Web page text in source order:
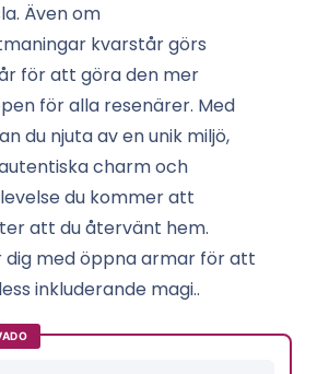
Även om
kvarstår görs
för att göra den mer
för alla resenärer. Med
du njuta av en unik miljö,
charm och
du kommer att
att du återvänt hem.
med öppna armar för att
inkluderande magi..